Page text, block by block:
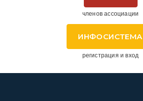
членов ассоциации
ИНФОСИСТЕМА
регистрация и вход